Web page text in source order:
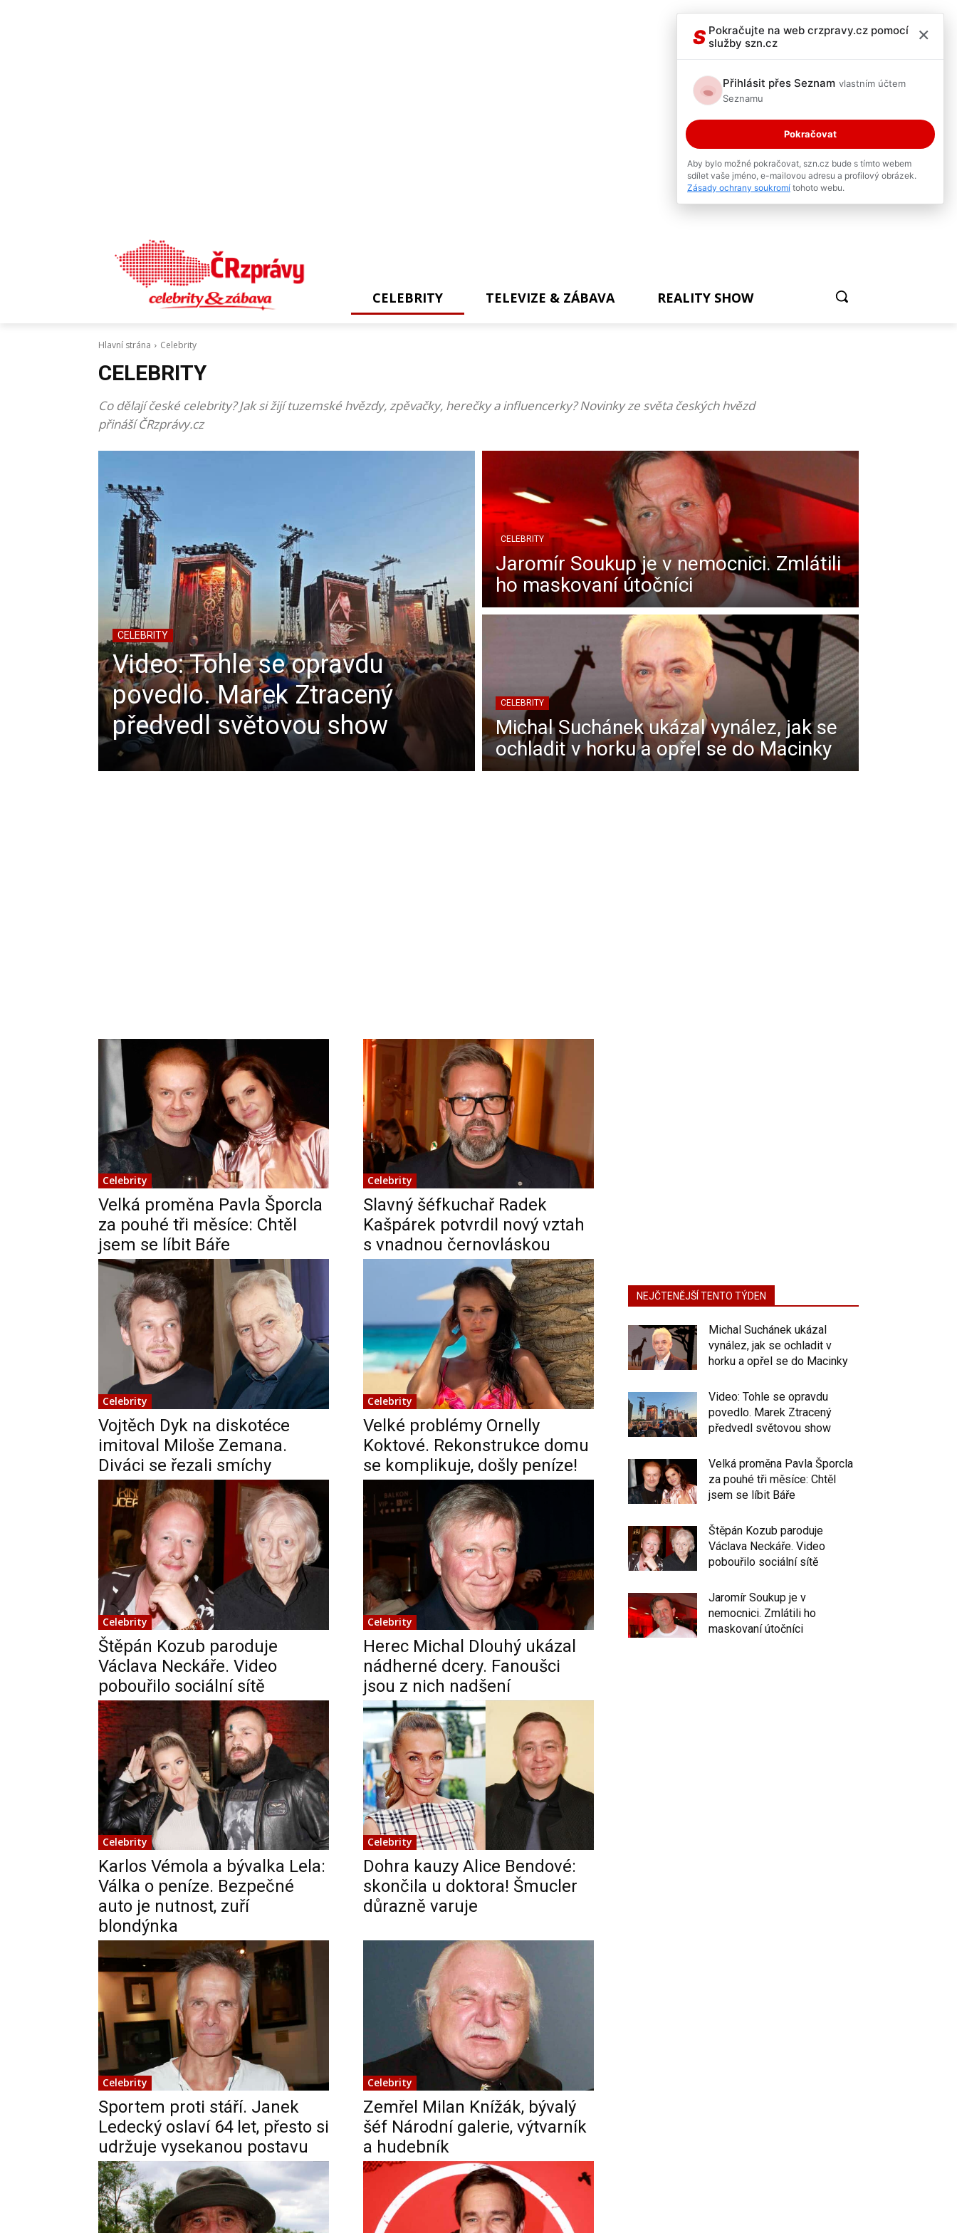
CELEBRITY TELEVIZE & ZÁBAVA REALITY SHOW
Hlavní strána Celebrity
CELEBRITY
Co dělají české celebrity? Jak si žijí tuzemské hvězdy, zpěvačky, herečky a influencerky? Novinky ze světa českých hvězd
přináší ČRzprávy.cz
CELEBRITY
Video: Tohle se opravdu
povedlo. Marek Ztracený
předvedl světovou show
CELEBRITY
Jaromír Soukup je v nemocnici. Zmlátili
ho maskovaní útočníci
CELEBRITY
Michal Suchánek ukázal vynález, jak se
ochladit v horku a opřel se do Macinky
Celebrity
Velká proměna Pavla Šporcla
za pouhé tři měsíce: Chtěl
jsem se líbit Báře
Celebrity
Slavný šéfkuchař Radek
Kašpárek potvrdil nový vztah
s vnadnou černovláskou
Celebrity
Vojtěch Dyk na diskotéce
imitoval Miloše Zemana.
Diváci se řezali smíchy
Celebrity
Velké problémy Ornelly
Koktové. Rekonstrukce domu
se komplikuje, došly peníze!
Celebrity
Štěpán Kozub paroduje
Václava Neckáře. Video
pobouřilo sociální sítě
Celebrity
Herec Michal Dlouhý ukázal
nádherné dcery. Fanoušci
jsou z nich nadšení
Celebrity
Karlos Vémola a bývalka Lela:
Válka o peníze. Bezpečné
auto je nutnost, zuří
blondýnka
Celebrity
Dohra kauzy Alice Bendové:
skončila u doktora! Šmucler
důrazně varuje
Celebrity
Sportem proti stáří. Janek
Ledecký oslaví 64 let, přesto si
udržuje vysekanou postavu
Celebrity
Zemřel Milan Knížák, bývalý
šéf Národní galerie, výtvarník
a hudebník
NEJČTENĚJŠÍ TENTO TÝDEN
Michal Suchánek ukázal
vynález, jak se ochladit v
horku a opřel se do Macinky
Video: Tohle se opravdu
povedlo. Marek Ztracený
předvedl světovou show
Velká proměna Pavla Šporcla
za pouhé tři měsíce: Chtěl
jsem se líbit Báře
Štěpán Kozub paroduje
Václava Neckáře. Video
pobouřilo sociální sítě
Jaromír Soukup je v
nemocnici. Zmlátili ho
maskovaní útočníci
S Pokračujte na web crzpravy.cz pomocí
služby szn.cz
×
Přihlásit přes Seznam vlastním účtem
Seznamu
Pokračovat
Aby bylo možné pokračovat, szn.cz bude s tímto webem
sdílet vaše jméno, e-mailovou adresu a profilový obrázek.
Zásady ochrany soukromí tohoto webu.